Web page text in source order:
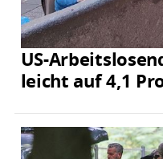
US-
leicht auf 4,1